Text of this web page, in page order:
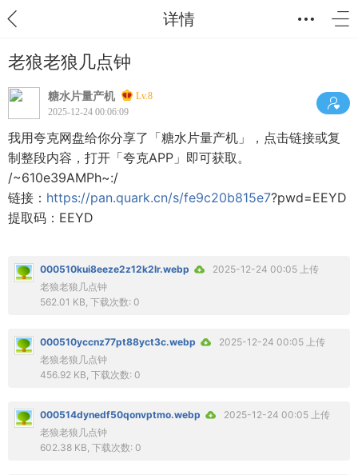
详情
老狼老狼几点钟
糖水片量产机
Lv.8
2025-12-24 00:06:09
我用夸克网盘给你分享了「糖水片量产机」，点击链接或复
制整段内容，打开「夸克APP」即可获取。
/~610e39AMPh~:/
链接： https://pan.quark.cn/s/fe9c20b815e7?pwd=EEYD
提取码：EEYD
000510kui8eeze2z12k2lr.webp
2025-12-24 00:05 上传
老狼老狼几点钟
562.01 KB, 下载次数: 0
000510yccnz77pt88yct3c.webp
2025-12-24 00:05 上传
老狼老狼几点钟
456.92 KB, 下载次数: 0
000514dynedf50qonvptmo.webp
2025-12-24 00:05 上传
老狼老狼几点钟
602.38 KB, 下载次数: 0